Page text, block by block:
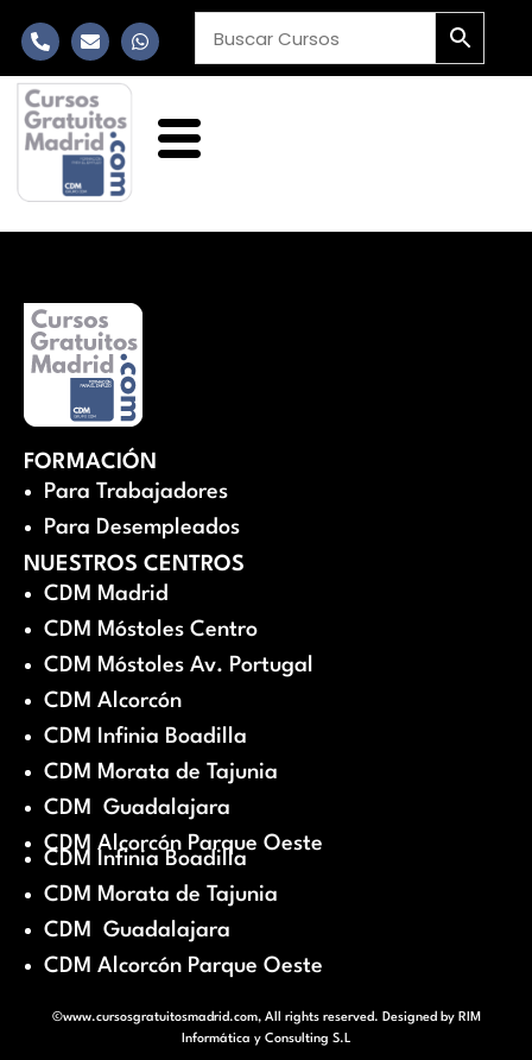
FORMACIÓN
Para Trabajadores
Para Desempleados
NUESTROS CENTROS
CDM Madrid
CDM Móstoles Centro
CDM Móstoles Av. Portugal
CDM Alcorcón
CDM Infinia Boadilla
CDM Morata de Tajunia
CDM Guadalajara
CDM Alcorcón Parque Oeste
CDM Infinia Boadilla
CDM Morata de Tajunia
CDM Guadalajara
CDM Alcorcón Parque Oeste
©www.cursosgratuitosmadrid.com, All rights reserved. Designed by RIM
Informática y Consulting S.L